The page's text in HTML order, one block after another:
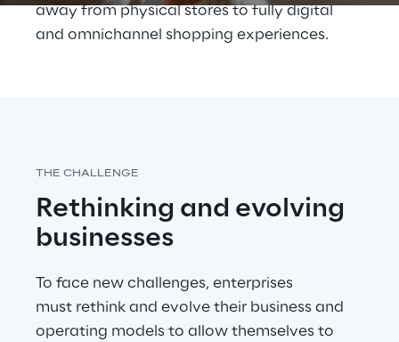
away from physical stores to fully digital
and omnichannel shopping experiences.
THE CHALLENGE
Rethinking and evolving
businesses
To face new challenges, enterprises
must rethink and evolve their business and
operating models to allow themselves to